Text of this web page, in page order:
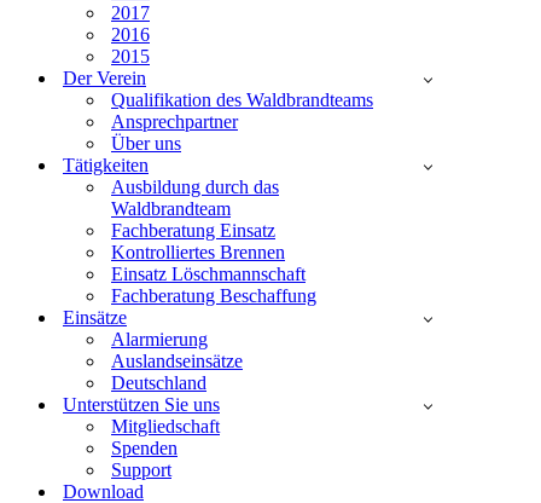
2017
2016
2015
Der Verein
Qualifikation des Waldbrandteams
Ansprechpartner
Über uns
Tätigkeiten
Ausbildung durch das
Waldbrandteam
Fachberatung Einsatz
Kontrolliertes Brennen
Einsatz Löschmannschaft
Fachberatung Beschaffung
Einsätze
Alarmierung
Auslandseinsätze
Deutschland
Unterstützen Sie uns
Mitgliedschaft
Spenden
Support
Download